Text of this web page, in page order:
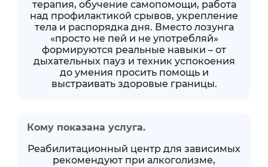
терапия, обучение самопомощи, работа
над профилактикой срывов, укрепление
тела и распорядка дня. Вместо лозунга
«просто не пей и не употребляй»
формируются реальные навыки – от
дыхательных пауз и техник успокоения
до умения просить помощь и
выстраивать здоровые границы.
Кому показана услуга.
Реабилитационный центр для зависимых
рекомендуют при алкоголизме,